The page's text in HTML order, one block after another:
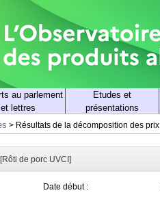
au parlement
et lettres
Etudes et
présentations
> Résultats de la décomposition des prix
de porc UVCI]
Date début :